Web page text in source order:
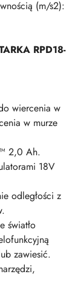
(m/s2):
RPD18-
wiercenia w
w murze
2,0 Ah.
18V
odległości z
światło
zawiesić.